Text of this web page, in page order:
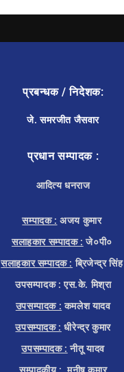
प्रबन्धक / निदेशक:
जे. समरजीत जैसवार
प्रधान सम्पादक :
आदित्य धनराज
सम्पादक : अजय कुमार
सलाहकार सम्पादक : जे०पी०
सलाहकार सम्पादक : ब्रिजेन्द्र सिंह
उपसम्पादक : एस.के. मिश्रा
उपसम्पादक : कमलेश यादव
उपसम्पादक : धीरेन्द्र कुमार
उपसम्पादक : नीतू यादव